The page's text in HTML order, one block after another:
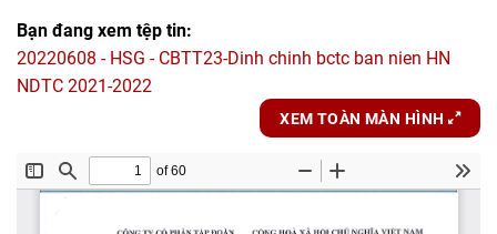
Bạn đang xem tệp tin:
20220608 - HSG - CBTT23-Dinh chinh bctc ban nien HN
NDTC 2021-2022
XEM TOÀN MÀN HÌNH